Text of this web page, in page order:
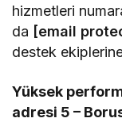
hizmetleri
da [email
destek
Yüksek
adresi 5 –